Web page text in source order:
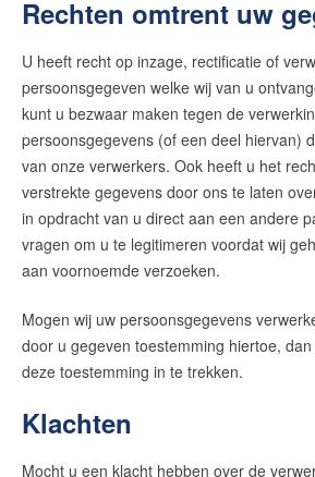
Rechten omtrent uw
U heeft recht op inzage, rectificatie of
persoonsgegeven welke wij van u
kunt u bezwaar maken tegen de
persoonsgegevens (of een deel hiervan)
van onze verwerkers. Ook heeft u het
verstrekte gegevens door ons te laten
in opdracht van u direct aan een andere
vragen om u te legitimeren voordat wij
aan voornoemde verzoeken.
Mogen wij uw persoonsgegevens
door u gegeven toestemming hiertoe,
deze toestemming in te trekken.
Klachten
Mocht u een klacht hebben over de